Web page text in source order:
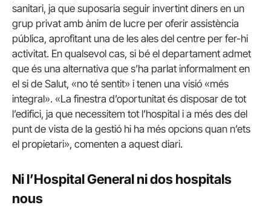
sanitari, ja que suposaria seguir invertint diners en un
grup privat amb ànim de lucre per oferir assistència
pública, aprofitant una de les ales del centre per fer-hi
activitat. En qualsevol cas, si bé el departament admet
que és una alternativa que s’ha parlat informalment en
el si de Salut, «no té sentit» i tenen una visió «més
integral». «La finestra d’oportunitat és disposar de tot
l’edifici, ja que necessitem tot l’hospital i a més des del
punt de vista de la gestió hi ha més opcions quan n’ets
el propietari», comenten a aquest diari.
Ni l’Hospital General ni dos hospitals
nous